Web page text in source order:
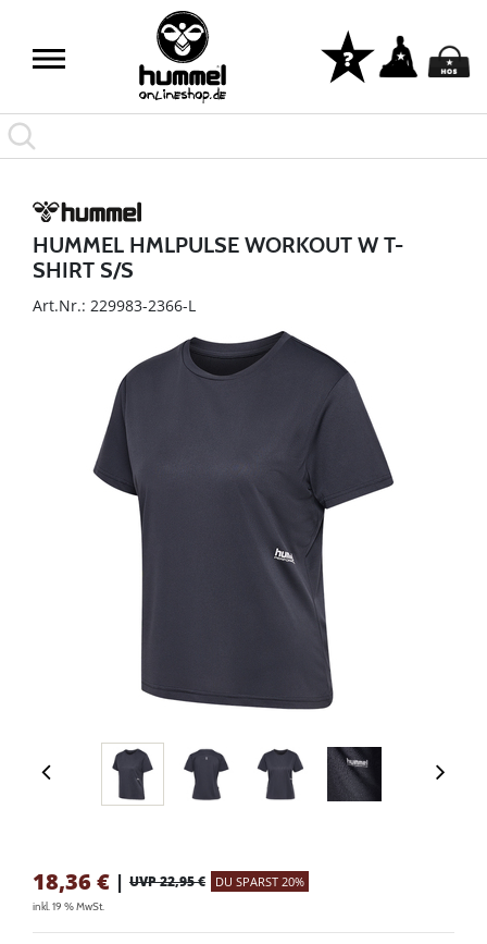
HUMMEL HMLPULSE WORKOUT W T-
SHIRT S/S
Art.Nr.: 229983-2366-L
18,36 € | UVP 22,95 € DU SPARST 20%
inkl. 19 % MwSt.